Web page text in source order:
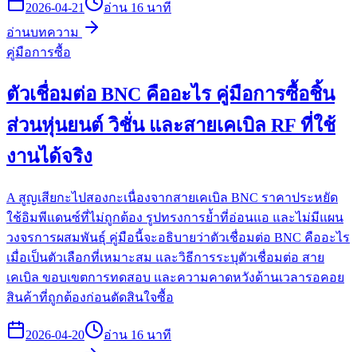
2026-04-21
อ่าน 16 นาที
อ่านบทความ
คู่มือการซื้อ
ตัวเชื่อมต่อ BNC คืออะไร คู่มือการซื้อชิ้น
ส่วนหุ่นยนต์ วิชั่น และสายเคเบิล RF ที่ใช้
งานได้จริง
A สูญเสียกะไปสองกะเนื่องจากสายเคเบิล BNC ราคาประหยัด
ใช้อิมพีแดนซ์ที่ไม่ถูกต้อง รูปทรงการย้ำที่อ่อนแอ และไม่มีแผน
วงจรการผสมพันธุ์ คู่มือนี้จะอธิบายว่าตัวเชื่อมต่อ BNC คืออะไร
เมื่อเป็นตัวเลือกที่เหมาะสม และวิธีการระบุตัวเชื่อมต่อ สาย
เคเบิล ขอบเขตการทดสอบ และความคาดหวังด้านเวลารอคอย
สินค้าที่ถูกต้องก่อนตัดสินใจซื้อ
2026-04-20
อ่าน 16 นาที